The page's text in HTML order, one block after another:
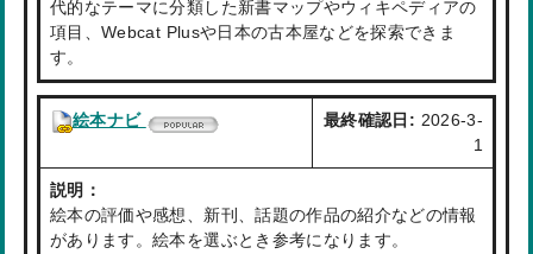
代的なテーマに分類した新書マップやウィキペディアの
項目、Webcat Plusや日本の古本屋などを探索できま
す。
絵本ナビ 最終確認日: 2026-3-
1
説明：
絵本の評価や感想、新刊、話題の作品の紹介などの情報
があります。絵本を選ぶとき参考になります。